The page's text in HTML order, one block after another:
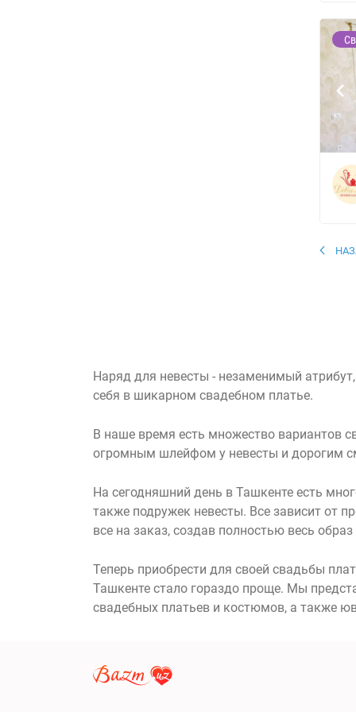
Наряд для невесты - незаменимый
себя в шикарном свадебном платье.
В наше время есть множество вариантов
огромным шлейфом у невесты и дорогим
На сегодняшний день в Ташкенте есть
также подружек невесты. Все зависит от
все на заказ, создав полностью весь
Теперь приобрести для своей свадьбы
Ташкенте стало гораздо проще. Мы
свадебных платьев и костюмов, а также